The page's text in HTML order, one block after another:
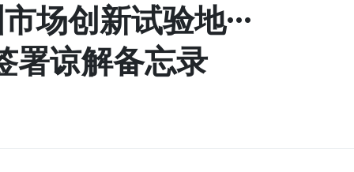
场创新试验地…
署谅解备忘录